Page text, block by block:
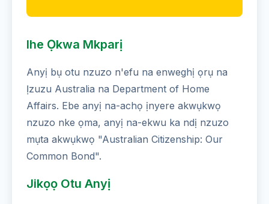
Ihe Ọkwa Mkparị
Anyị bụ otu nzuzo n'efu na enweghị ọrụ na
Ịzuzu Australia na Department of Home
Affairs. Ebe anyị na-achọ ịnyere akwụkwọ
nzuzo nke ọma, anyị na-ekwu ka ndị nzuzo
mụta akwụkwọ "Australian Citizenship: Our
Common Bond".
Jikọọ Otu Anyị